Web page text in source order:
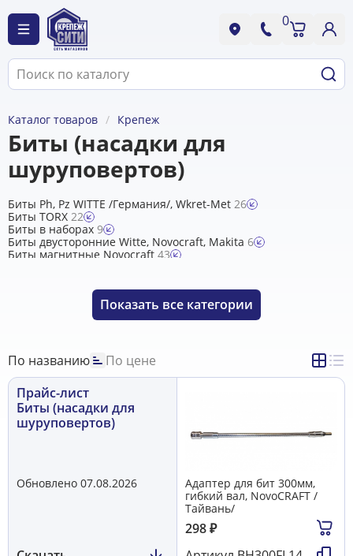
0
Каталог товаров Крепеж
Биты (насадки для
шуруповертов)
Биты Ph, Pz WITTE /Германия/, Wkret-Met 26
Биты TORX 22
Биты в наборах 9
Биты двусторонние Witte, Novocraft, Makita 6
Биты магнитные Novocraft 43
Магнитные переходники (держатели)10
Насадки для кровельных саморезов, угловые насадки
Показать все категории
По названию
По цене
Прайс-лист
Биты (насадки для
шуруповертов)
Обновлено 07.08.2026
Адаптер для бит 300мм,
гибкий вал, NovoCRAFT /
Тайвань/
298₽